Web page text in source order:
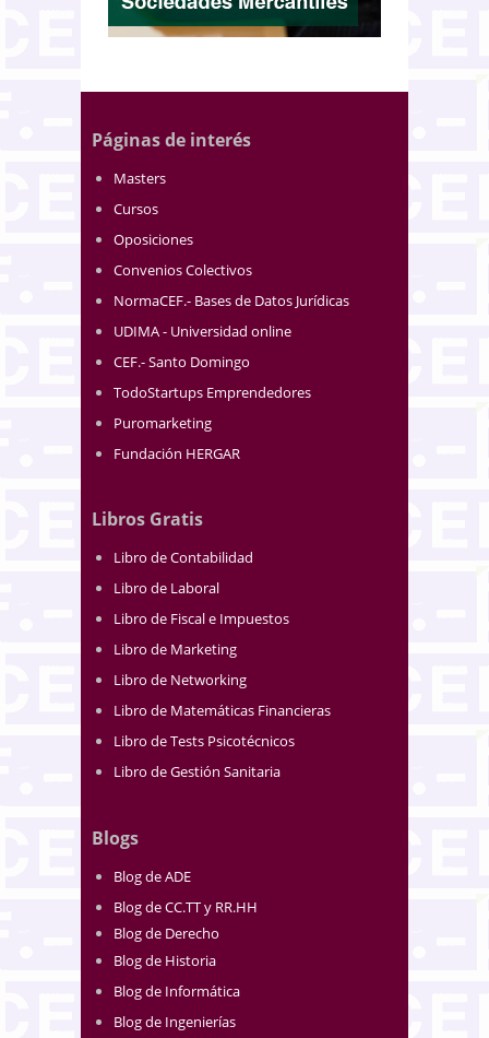
Páginas de interés
Masters
Cursos
Oposiciones
Convenios Colectivos
NormaCEF.- Bases de Datos Jurídicas
UDIMA - Universidad online
CEF.- Santo Domingo
TodoStartups Emprendedores
Puromarketing
Fundación HERGAR
Libros Gratis
Libro de Contabilidad
Libro de Laboral
Libro de Fiscal e Impuestos
Libro de Marketing
Libro de Networking
Libro de Matemáticas Financieras
Libro de Tests Psicotécnicos
Libro de Gestión Sanitaria
Blogs
Blog de ADE
Blog de CC.TT y RR.HH
Blog de Derecho
Blog de Historia
Blog de Informática
Blog de Ingenierías